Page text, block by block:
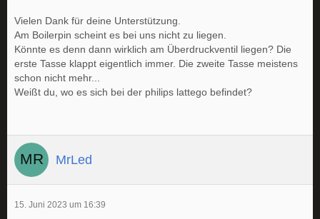
Vielen Dank für deine Unterstützung.
Am Boilerpin scheint es bei uns nicht zu liegen.
Könnte es denn dann wirklich am Überdruckventil liegen? Die
erste Tasse klappt eigentlich immer. Die zweite Tasse meistens
schon nicht mehr...
Weißt du, wo es sich bei der philips lattego befindet?
MrLed
15. Juni 2023 um 16:39